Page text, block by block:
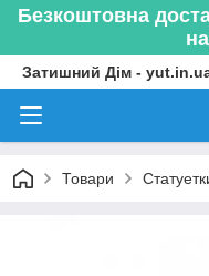
Безкоштовна
Затишний Дім -
Товари